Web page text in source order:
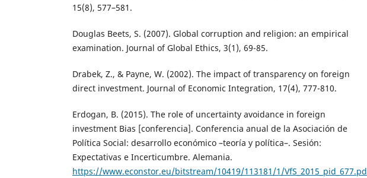
15(8), 577–581.
Douglas Beets, S. (2007). Global corruption and religion: an empirical
examination. Journal of Global Ethics, 3(1), 69-85.
Drabek, Z., & Payne, W. (2002). The impact of transparency on foreign
direct investment. Journal of Economic Integration, 17(4), 777-810.
Erdogan, B. (2015). The role of uncertainty avoidance in foreign
investment Bias [conferencia]. Conferencia anual de la Asociación de
Política Social: desarrollo económico –teoría y política–. Sesión:
Expectativas e Incerticumbre. Alemania.
https://www.econstor.eu/bitstream/10419/113181/1/VfS_2015_pid_677.pd